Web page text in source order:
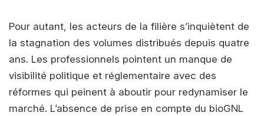
Pour autant, les acteurs de la filière s’inquiètent de
la stagnation des volumes distribués depuis quatre
ans. Les professionnels pointent un manque de
visibilité politique et réglementaire avec des
réformes qui peinent à aboutir pour redynamiser le
marché. L’absence de prise en compte du bioGNL